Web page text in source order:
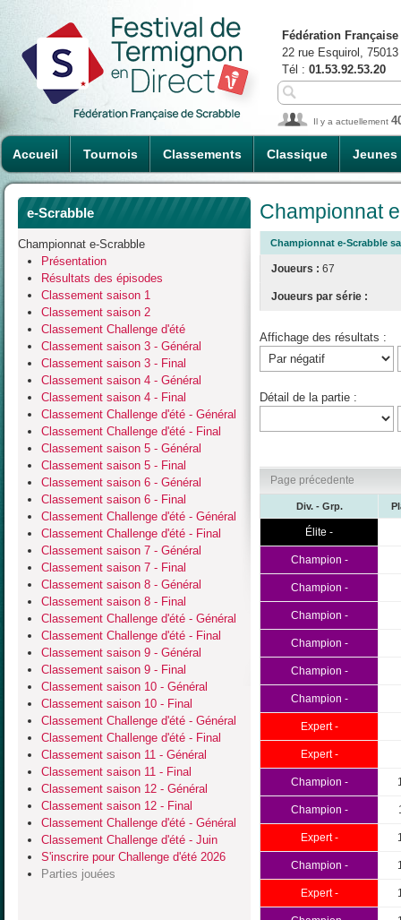
Accueil Tournois Classements Classique Jeunes
Fédération
22 rue Esquirol,
Tél : 01.53.92.53.20
Il y a actuellement
e-Scrabble
Championnat e-Scrabble
Présentation
Résultats des épisodes
Classement saison 1
Classement saison 2
Classement Challenge d'été
Classement saison 3 - Général
Classement saison 3 - Final
Classement saison 4 - Général
Classement saison 4 - Final
Classement Challenge d'été - Général
Classement Challenge d'été - Final
Classement saison 5 - Général
Classement saison 5 - Final
Classement saison 6 - Général
Classement saison 6 - Final
Classement Challenge d'été - Général
Classement Challenge d'été - Final
Classement saison 7 - Général
Classement saison 7 - Final
Classement saison 8 - Général
Classement saison 8 - Final
Classement Challenge d'été - Général
Classement Challenge d'été - Final
Classement saison 9 - Général
Classement saison 9 - Final
Classement saison 10 - Général
Classement saison 10 - Final
Classement Challenge d'été - Général
Classement Challenge d'été - Final
Classement saison 11 - Général
Classement saison 11 - Final
Classement saison 12 - Général
Classement saison 12 - Final
Classement Challenge d'été - Général
Classement Challenge d'été - Juin
S'inscrire pour Challenge d'été 2026
Parties jouées
Championnat
Championnat e-Scrabble
Joueurs : 67
Joueurs par série :
Affichage des résultats :
Détail de la partie :
Page précedente
Div. - Grp.
Élite -
Champion -
Champion -
Champion -
Champion -
Champion -
Champion -
Expert -
Expert -
Champion -
Champion -
Expert -
Champion -
Expert -